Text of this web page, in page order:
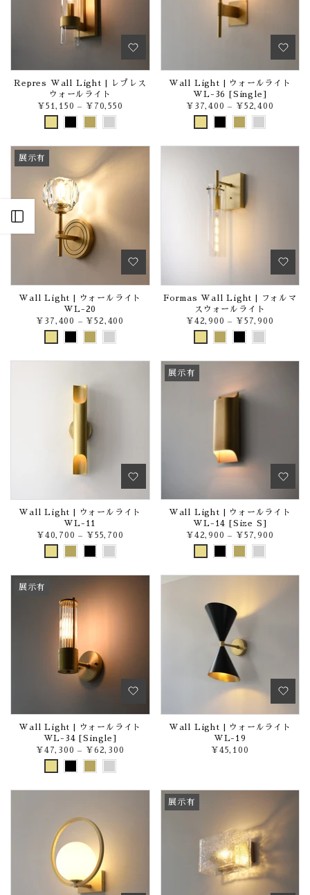
Open sidebar
Repres Wall Light | レプレス
ウォールライト
¥51,150– ¥70,550
Wall Light | ウォールライト
WL-36 [Single]
¥37,400– ¥52,400
展示有
Wall Light | ウォールライト
WL-20
¥37,400 –¥52,400
Formas Wall Light | フォルマ
スウォールライト
¥42,900– ¥57,900
Wall Light | ウォールライト
WL-11
¥40,700– ¥55,700
展示有
Wall Light | ウォールライト
WL-14 [Size S]
¥42,900– ¥57,900
展示有
Wall Light | ウォールライト
WL-34 [Single]
¥47,300– ¥62,300
Wall Light | ウォールライト
WL-19
¥45,100
展示有